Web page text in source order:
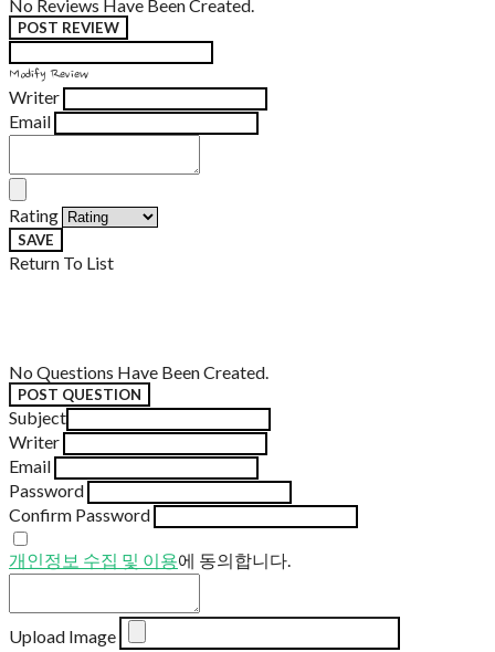
No Reviews Have Been Created.
POST REVIEW
Modify Review
Writer
Email
Rating
SAVE
Return To List
No Questions Have Been Created.
POST QUESTION
Subject
Writer
Email
Password
Confirm Password
개인정보 수집 및 이용에 동의합니다.
Upload Image